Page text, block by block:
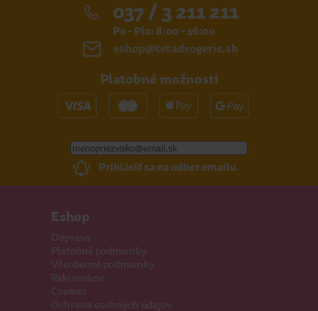
037 / 3 211 211
Po - Pia: 8:00 - 16:00
eshop@tetadrogerie.sk
Platobné možnosti
Prihlásiť sa na odber emailu
Eshop
Doprava
Platobné podmienky
Všeobecné podmienky
Reklamácie
Cookies
Ochrana osobných údajov